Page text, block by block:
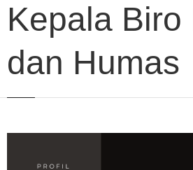
Kepala Biro
dan Humas